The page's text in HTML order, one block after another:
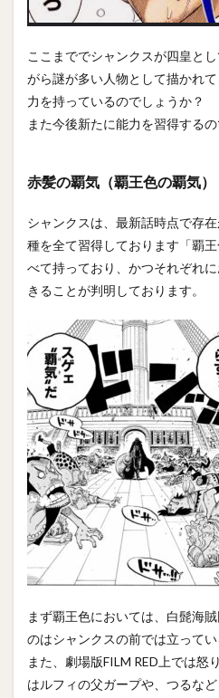
ここまででシャンクスが四皇と
がら謎が多い人物として描かれ
力を持っているのでしょうか？
また今後新たに能力を習得する
赤髪の覇気（覇王色の覇気）
シャンクスは、最新話時点で存
種を全て習得しております「覇
べて持っており、かつそれぞれ
きることが判明しております。
まず覇王色においては、白髭海
のはシャンクスの前では立ってい
また、劇場版FILM RED上では怒
はルフィの父ガープや、つるな